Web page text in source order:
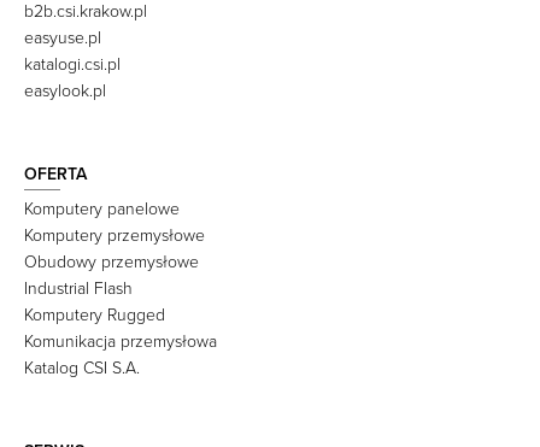
b2b.csi.krakow.pl
easyuse.pl
katalogi.csi.pl
easylook.pl
OFERTA
Komputery panelowe
Komputery przemysłowe
Obudowy przemysłowe
Industrial Flash
Komputery Rugged
Komunikacja przemysłowa
Katalog CSI S.A.